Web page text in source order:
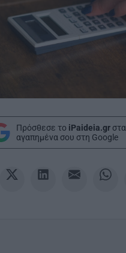
Πρόσθεσε το iPaideia.gr στα
αγαπημένα σου στη Google